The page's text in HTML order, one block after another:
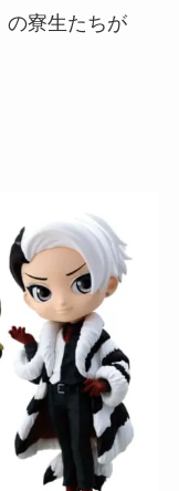
の寮生たちが